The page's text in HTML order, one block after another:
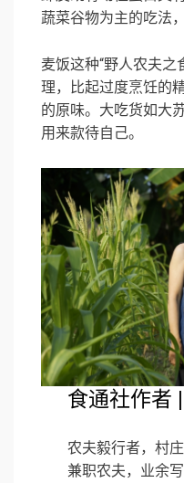
蔬菜谷物为主的吃法
麦饭这种“野人农夫之
理，比起过度烹饪的
的原味。大吃货如大
用来款待自己。
食通社作者 |
农夫毅行者，村
兼职农夫，业余写